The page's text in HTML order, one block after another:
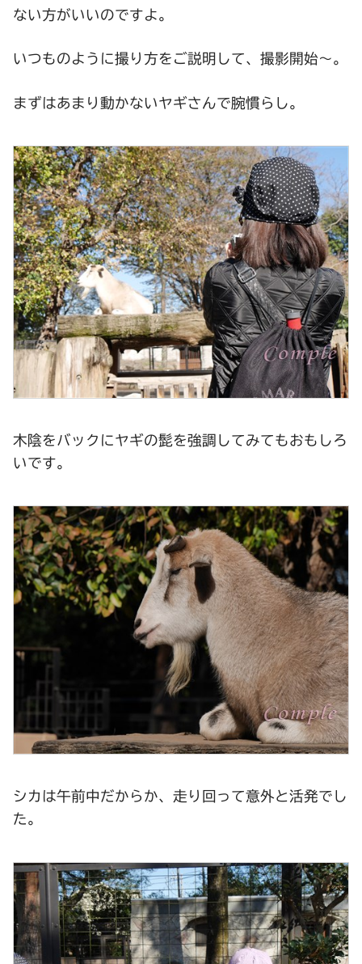
ない方がいいのですよ。
いつものように撮り方をご説明して、撮影開始～。
まずはあまり動かないヤギさんで腕慣らし。
木陰をバックにヤギの髭を強調してみてもおもしろ
いです。
シカは午前中だからか、走り回って意外と活発でし
た。